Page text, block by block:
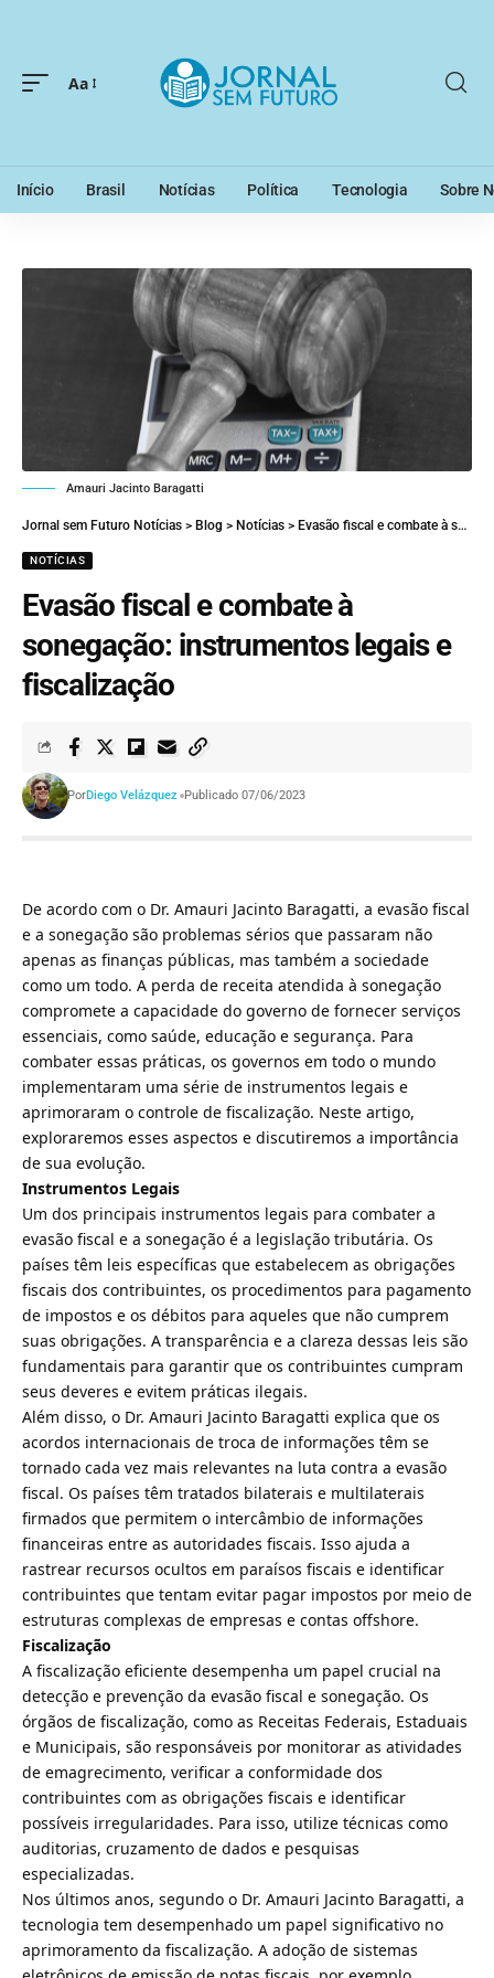
Aa
Início Brasil Notícias Política Tecnologia Sobre
Amauri Jacinto Baragatti
Jornal sem Futuro Notícias > Blog > Notícias > Evasão fiscal e combate à sonegação: instrumentos legais e fiscalização
NOTÍCIAS
Evasão fiscal e combate à
sonegação: instrumentos legais e
fiscalização
PorDiego Velázquez Publicado 07/06/2023
De acordo com o Dr. Amauri Jacinto Baragatti, a evasão fiscal
e a sonegação são problemas sérios que passaram não
apenas as finanças públicas, mas também a sociedade
como um todo. A perda de receita atendida à sonegação
compromete a capacidade do governo de fornecer serviços
essenciais, como saúde, educação e segurança. Para
combater essas práticas, os governos em todo o mundo
implementaram uma série de instrumentos legais e
aprimoraram o controle de fiscalização. Neste artigo,
exploraremos esses aspectos e discutiremos a importância
de sua evolução.
Instrumentos Legais
Um dos principais instrumentos legais para combater a
evasão fiscal e a sonegação é a legislação tributária. Os
países têm leis específicas que estabelecem as obrigações
fiscais dos contribuintes, os procedimentos para pagamento
de impostos e os débitos para aqueles que não cumprem
suas obrigações. A transparência e a clareza dessas leis são
fundamentais para garantir que os contribuintes cumpram
seus deveres e evitem práticas ilegais.
Além disso, o Dr. Amauri Jacinto Baragatti explica que os
acordos internacionais de troca de informações têm se
tornado cada vez mais relevantes na luta contra a evasão
fiscal. Os países têm tratados bilaterais e multilaterais
firmados que permitem o intercâmbio de informações
financeiras entre as autoridades fiscais. Isso ajuda a
rastrear recursos ocultos em paraísos fiscais e identificar
contribuintes que tentam evitar pagar impostos por meio de
estruturas complexas de empresas e contas offshore.
Fiscalização
A fiscalização eficiente desempenha um papel crucial na
detecção e prevenção da evasão fiscal e sonegação. Os
órgãos de fiscalização, como as Receitas Federais, Estaduais
e Municipais, são responsáveis ​​por monitorar as atividades
de emagrecimento, verificar a conformidade dos
contribuintes com as obrigações fiscais e identificar
possíveis irregularidades. Para isso, utilize técnicas como
auditorias, cruzamento de dados e pesquisas
especializadas.
Nos últimos anos, segundo o Dr. Amauri Jacinto Baragatti, a
tecnologia tem desempenhado um papel significativo no
aprimoramento da fiscalização. A adoção de sistemas